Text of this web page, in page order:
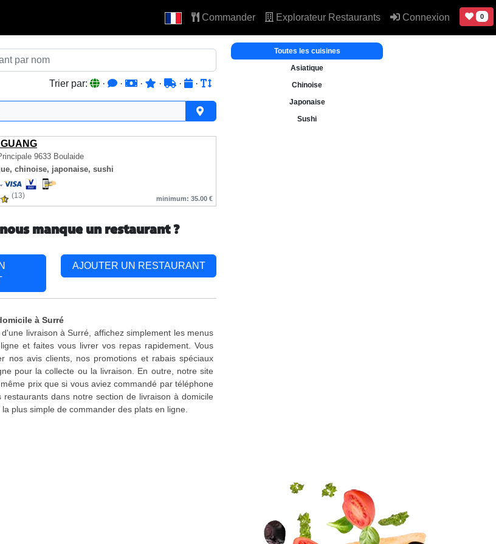
Commander Explorateur Restaurants Connexion 0
Trier par: · · · · · ·
9633 Boulaide
chinoise, japonaise, sushi
(13) minimum: 35.00 €
Toutes les cuisines
Asiatique
Chinoise
Japonaise
Sushi
manque un restaurant ?
AJOUTER UN RESTAURANT
à Surré
livraison à Surré, affichez simplement les menus
et faites vous livrer vos repas rapidement. Vous
nos avis clients, nos promotions et rabais spéciaux
pour la collecte ou la livraison. En outre, notre site
prix que si vous aviez commandé par téléphone
dans notre section de livraison à domicile
plus simple de commander des plats en ligne.